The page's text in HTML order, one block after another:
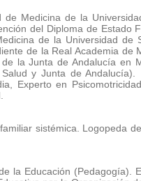
Medicina de la
del Diploma de Estado
de la Universidad
de la Real Academia
la Junta de Andalucía en
y Junta de
Experto en
sistémica. Logopeda
la Educación (Pedagogía).